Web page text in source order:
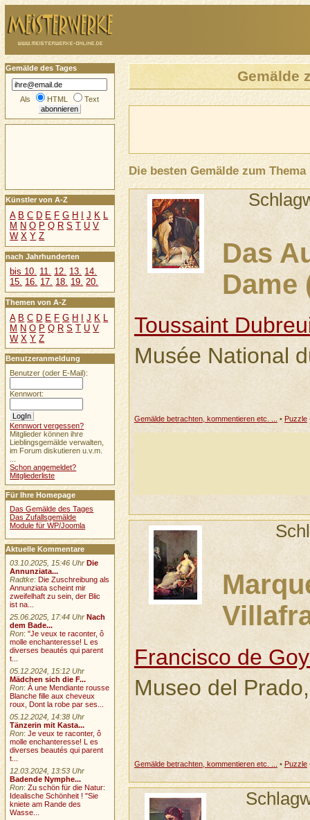
Gemälde
Die besten Gemälde zum Thema
Das
Dame
Toussaint
Musée National
Gemälde betrachten, kommentieren etc. ... • Puzzle
Francisco de
Museo del
Gemälde betrachten, kommentieren etc. ... •Puzzle
Gemälde des Tages
Als HTML Text
Künstler von A-Z
A B C D E F G H J K L
M N O P Q R S T U V
W X Y Z
nach Jahrhunderten
bis 10. 11. 12. 13. 14.
15. 16. 17. 18. 19. 20.
Themen von A-Z
A B C D E F G H I J K L
M N O P Q R S T U V
W X Y Z
Benutzeranmeldung
Benutzer (oder E-Mail):
Kennwort:
Kennwort vergessen?
Mitglieder können ihre
Lieblingsgemälde verwalten,
im Forum diskutieren u.v.m.
Schon angemeldet?
Mitgliederliste
Für Ihre Homepage
Das Gemälde des Tages
Das Zufallsgemälde
Module für WP/Joomla
Aktuelle Kommentare
03.10.2025, 15:46 Uhr Die
Annunziata...
Radtke: Die Zuschreibung als
Annunziata scheint mir
zweifelhaft zu sein, der Blic
ist na...
25.06.2025, 17:44 Uhr Nach
dem Bade...
Ron:"Je veux te raconter, ô
molle enchanteresse! L es
diverses beautés qui parent
t...
05.12.2024, 15:12 Uhr
Mädchen sich die F...
Ron:À une Mendiante rousse
Blanche fille aux cheveux
roux, Dont la robe par ses...
05.12.2024, 14:38 Uhr
Tänzerin mit Kasta...
Ron:Je veux te raconter, ô
molle enchanteresse! L es
diverses beautés qui parent
t...
12.03.2024, 13:53 Uhr
Badende Nymphe...
Ron:Zu schön für die Natur:
Idealische Schönheit ! "Sie
kniete am Rande des
Wasse...